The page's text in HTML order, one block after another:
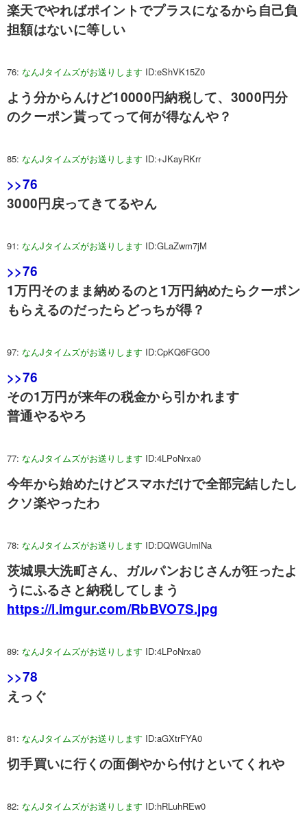
楽天でやればポイントでプラスになるから自己負
担額はないに等しい
76: なんJタイムズがお送りします ID:eShVK15Z0
よう分からんけど10000円納税して、3000円分
のクーポン貰ってって何が得なんや？
85: なんJタイムズがお送りします ID:+JKayRKrr
>>76
3000円戻ってきてるやん
91: なんJタイムズがお送りします ID:GLaZwm7jM
>>76
1万円そのまま納めるのと1万円納めたらクーポン
もらえるのだったらどっちが得？
97: なんJタイムズがお送りします ID:CpKQ6FGO0
>>76
その1万円が来年の税金から引かれます
普通やるやろ
77: なんJタイムズがお送りします ID:4LPoNrxa0
今年から始めたけどスマホだけで全部完結したし
クソ楽やったわ
78: なんJタイムズがお送りします ID:DQWGUmlNa
茨城県大洗町さん、ガルパンおじさんが狂ったよ
うにふるさと納税してしまう
https://i.imgur.com/RbBVO7S.jpg
89: なんJタイムズがお送りします ID:4LPoNrxa0
>>78
えっぐ
81: なんJタイムズがお送りします ID:aGXtrFYA0
切手買いに行くの面倒やから付けといてくれや
82: なんJタイムズがお送りします ID:hRLuhREw0